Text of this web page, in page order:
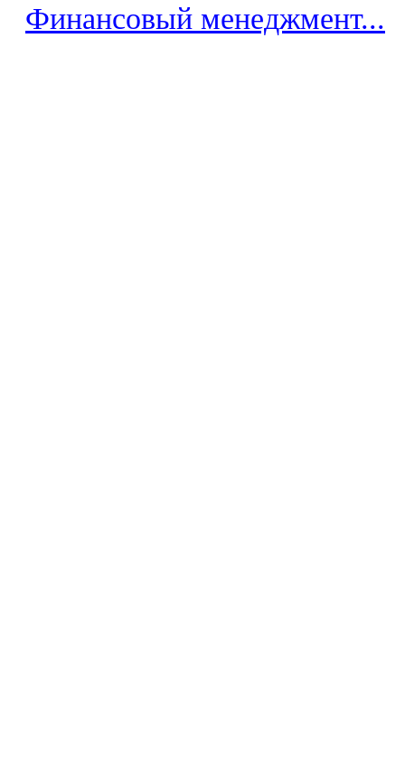
Финансовый менеджмент...